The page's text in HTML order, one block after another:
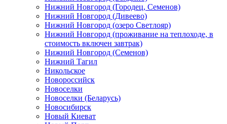
Нижний Новгород (Городец, Семенов)
Нижний Новгород (Дивеево)
Нижний Новгород (озеро Светлояр)
Нижний Новгород (проживание на теплоходе, в
стоимость включен завтрак)
Нижний Новгород (Семенов)
Нижний Тагил
Никольское
Новороссийск
Новоселки
Новоселки (Беларусь)
Новосибирск
Новый Киеват